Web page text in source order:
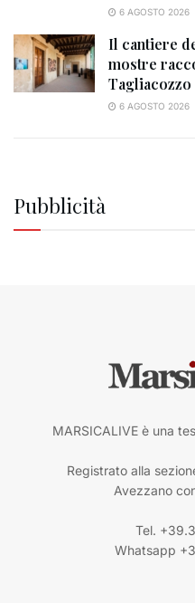
6 AGOSTO 2026
Il cantiere
mostre
Tagliacozzo
6 AGOSTO 2026
Pubblicità
MARSICALIVE è una
Registrato alla
Avezzano
Tel.
Whatsapp